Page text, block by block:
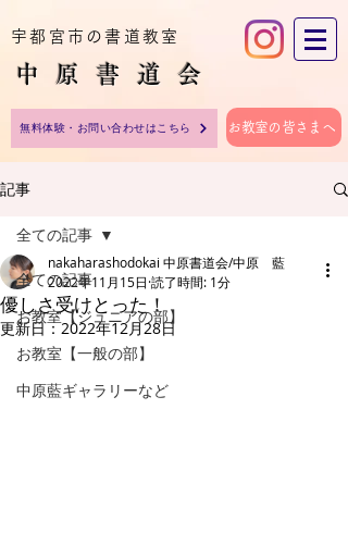
宇都宮市の書道教室
中原​書道会
無料体験・お問い合わせはこちら お教室の皆さまへ
記事
全ての記事
お教室【ジュニアの部】
お教室【一般の部】
中原藍ギャラリーなど
全ての記事
優しさ受けとった！
nakaharashodokai 中原書道会/中原 藍
2022年11月15日 読了時間: 1分
更新日：2022年12月28日